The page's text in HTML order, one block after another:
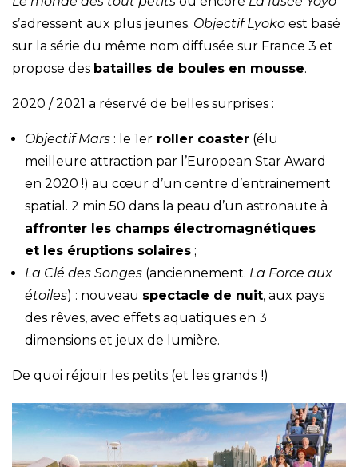
s’adressent aux plus jeunes. Objectif Lyoko est basé
sur la série du même nom diffusée sur France 3 et
propose des batailles de boules en mousse.
2020 / 2021 a réservé de belles surprises :
Objectif Mars : le 1er roller coaster (élu
meilleure attraction par l’European Star Award
en 2020 !) au cœur d’un centre d’entrainement
spatial. 2 min 50 dans la peau d’un astronaute à
affronter les champs électromagnétiques
et les éruptions solaires ;
La Clé des Songes (anciennement. La Force aux
étoiles) : nouveau spectacle de nuit, aux pays
des rêves, avec effets aquatiques en 3
dimensions et jeux de lumière.
De quoi réjouir les petits (et les grands !)